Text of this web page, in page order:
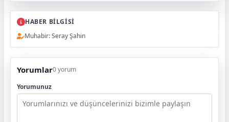
HABER BİLGİSİ
Muhabir: Seray Şahin
Yorumlar0 yorum
Yorumunuz